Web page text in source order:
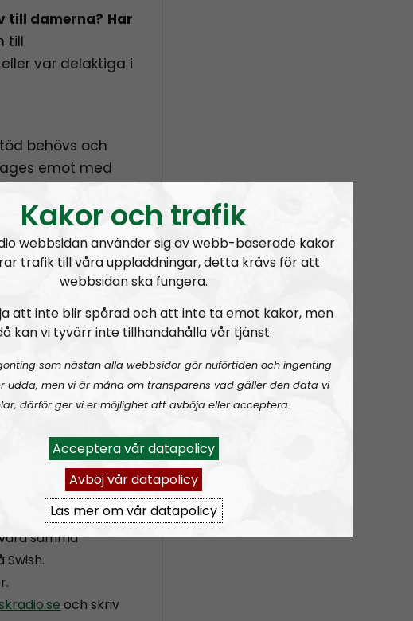
till damerna? Har
till
eller var delaktiga i
behövs och
emot med
till att
andra sätt din
till
donera Bitcoins:
sv/express/
så får du ett
till. Här
adress:
av köpet.
samma
och skriv
Kakor och trafik
webbsidan använder sig av webb-baserade kakor
trafik till våra uppladdningar, detta krävs för att
webbsidan ska fungera.
att inte blir spårad och att inte ta emot kakor, men
kan vi tyvärr inte tillhandahålla vår tjänst.
som nästan alla webbsidor gör nuförtiden och ingenting
udda, men vi är måna om transparens vad gäller den data vi
därför ger vi er möjlighet att avböja eller acceptera.
Acceptera vår datapolicy
Avböj vår datapolicy
Läs mer om vår datapolicy